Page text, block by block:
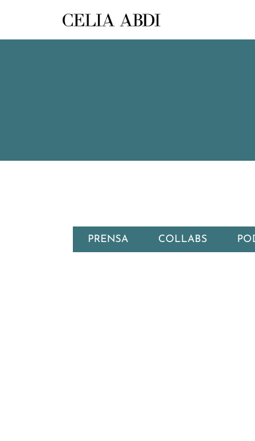
PRENSA COLLABS